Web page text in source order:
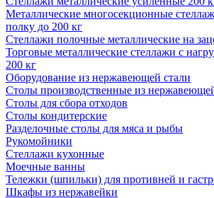
Металлические многосекционные
полку до 200 кг
Стеллажи полочные металлические на
Торговые металлические стеллажи с
200 кг
Оборудование из нержавеющей стали
Столы производственные из
Столы для сбора отходов
Столы кондитерские
Разделочные столы для мяса и рыбы
Рукомойники
Стеллажи кухонные
Моечные ванны
Тележки (шпильки) для противней и
Шкафы из нержавейки